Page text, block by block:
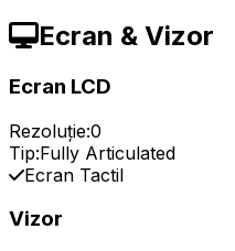
Ecran & Vizor
Ecran LCD
Rezoluție:0
Tip:Fully Articulated
Ecran Tactil
Vizor